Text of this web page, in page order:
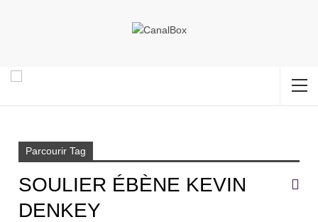
Parcourir Tag
SOULIER ÉBÈNE KEVIN
DENKEY